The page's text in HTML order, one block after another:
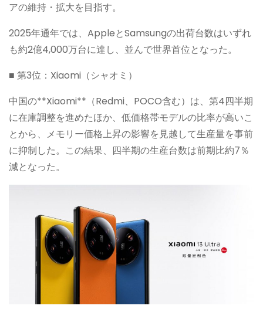
アの維持・拡大を目指す。
2025年通年では、AppleとSamsungの出荷台数はいずれ
も約2億4,000万台に達し、並んで世界首位となった。
■ 第3位：Xiaomi（シャオミ）
中国の**Xiaomi**（Redmi、POCO含む）は、第4四半期
に在庫調整を進めたほか、低価格帯モデルの比率が高いこ
とから、メモリー価格上昇の影響を見越して生産量を事前
に抑制した。この結果、四半期の生産台数は前期比約7％
減となった。